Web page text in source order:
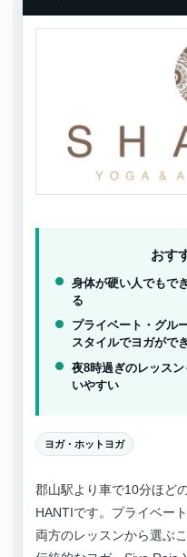
おす
身体が硬い人でもで
る
プライベート・グル
スタイルでヨガがで
夜8時過ぎのレッス
いやすい
ヨガ・ホットヨガ
郡山駅より車で10分ほど
HANTIです。プライベー
両方のレッスンから選ぶ